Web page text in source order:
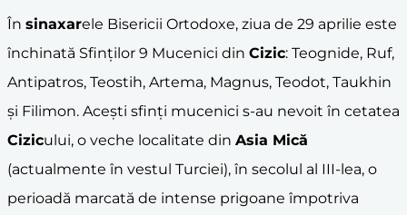
În sinaxarele Bisericii Ortodoxe, ziua de 29 aprilie este
închinată Sfinților 9 Mucenici din Cizic: Teognide, Ruf,
Antipatros, Teostih, Artema, Magnus, Teodot, Taukhin
și Filimon. Acești sfinți mucenici s-au nevoit în cetatea
Cizicului, o veche localitate din Asia Mică
(actualmente în vestul Turciei), în secolul al III-lea, o
perioadă marcată de intense prigoane împotriva